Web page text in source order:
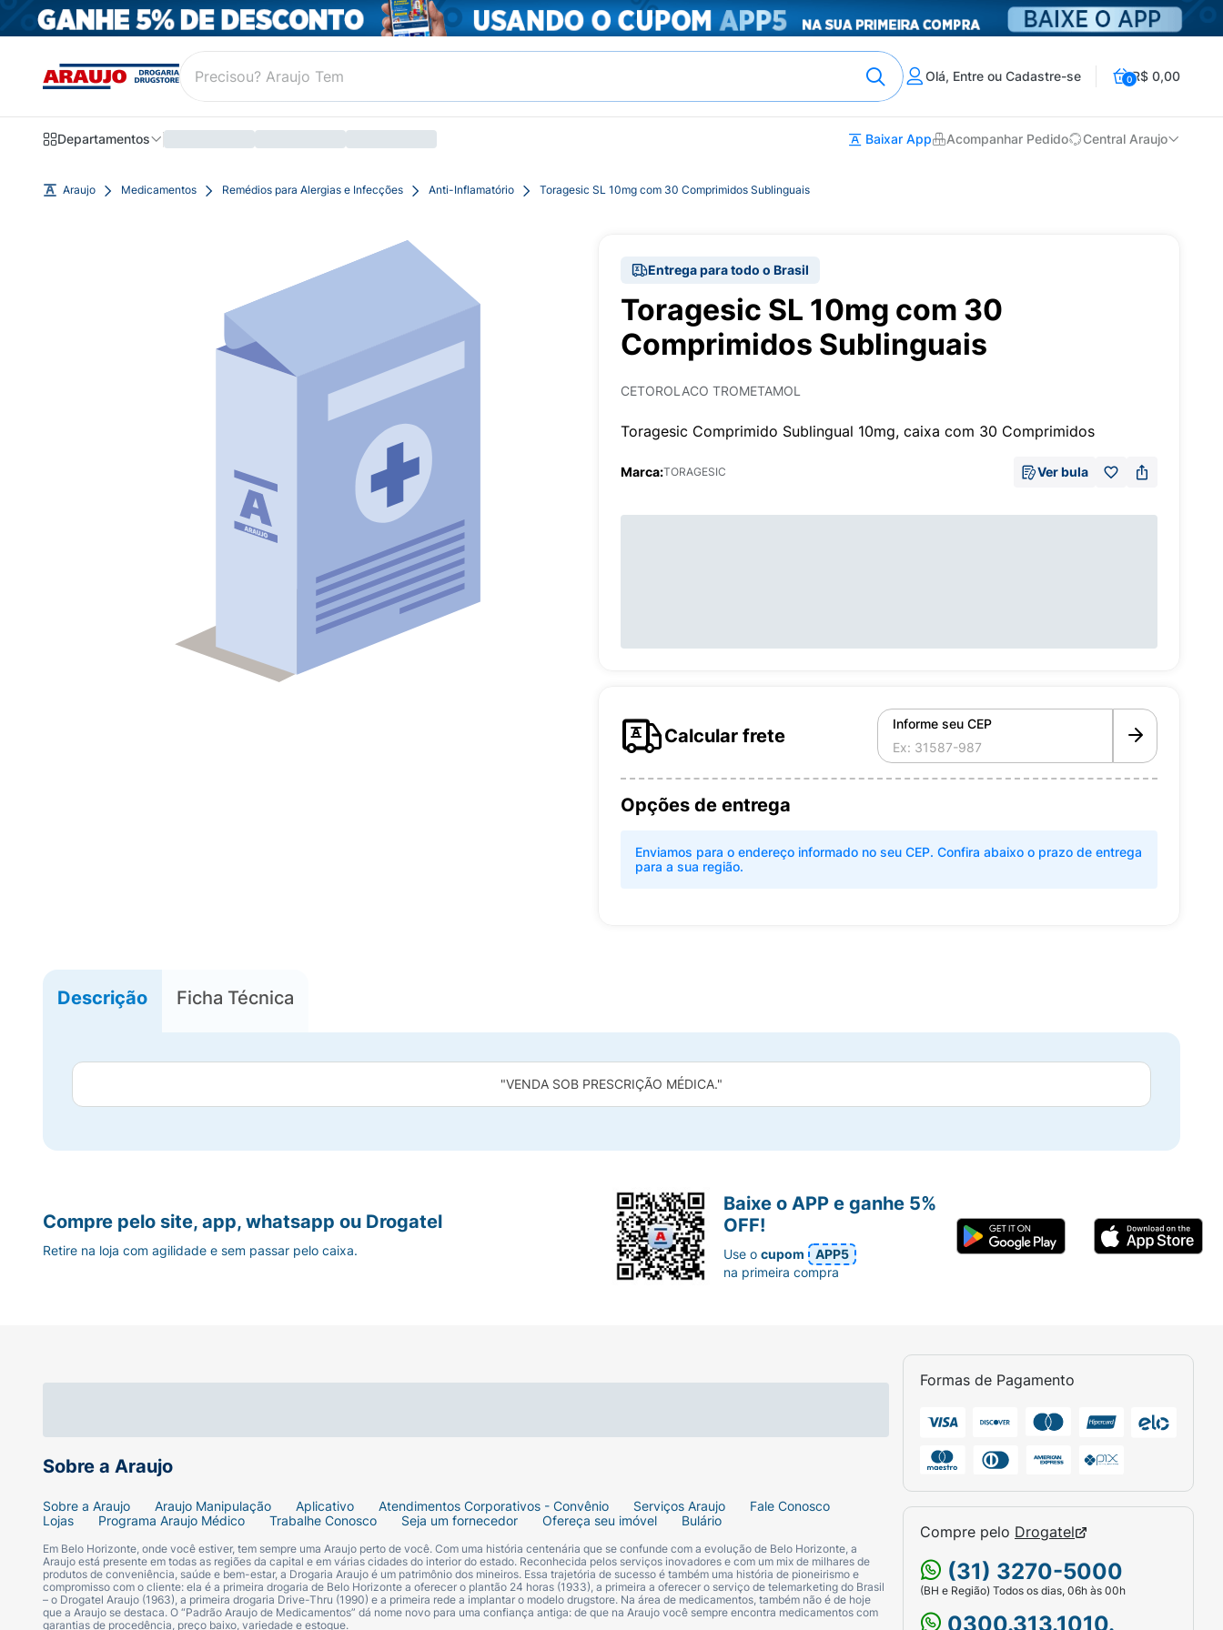
Olá, Entre ou Cadastre-se 0R$ 0,00
Departamentos Baixar App Acompanhar Pedido Central Araujo
Araujo Medicamentos Remédios para Alergias e Infecções Anti-Inflamatório Toragesic SL 10mg com 30 Comprimidos Sublinguais
Entrega para todo o Brasil
Toragesic SL 10mg com 30
Comprimidos Sublinguais
CETOROLACO TROMETAMOL
Toragesic Comprimido Sublingual 10mg, caixa com 30 Comprimidos
Marca:TORAGESIC Ver bula
Calcular frete
Informe seu CEP
Opções de entrega
Enviamos para o endereço informado no seu CEP. Confira abaixo o prazo de entrega
para a sua região.
Descrição Ficha Técnica
"VENDA SOB PRESCRIÇÃO MÉDICA."
Sobre a Araujo
Sobre a Araujo Araujo Manipulação Aplicativo Atendimentos Corporativos - Convênio Serviços Araujo
Fale Conosco
Lojas
Programa Araujo Médico Trabalhe Conosco Seja um fornecedor Ofereça seu imóvel Bulário
Em Belo Horizonte, onde você estiver, tem sempre uma Araujo perto de você. Com uma história centenária que se confunde com a evolução de Belo Horizonte, a
Araujo está presente em todas as regiões da capital e em várias cidades do interior do estado. Reconhecida pelos serviços inovadores e com um mix de milhares de
produtos de conveniência, saúde e bem-estar, a Drogaria Araujo é um patrimônio dos mineiros. Essa trajetória de sucesso é também uma história de pioneirismo e
compromisso com o cliente: ela é a primeira drogaria de Belo Horizonte a oferecer o plantão 24 horas (1933), a primeira a oferecer o serviço de telemarketing do Brasil
– o Drogatel Araujo (1963), a primeira drogaria Drive-Thru (1990) e a primeira rede a implantar o modelo drugstore. Na área de medicamentos, também não é de hoje
que a Araujo se destaca. O “Padrão Araujo de Medicamentos” dá nome novo para uma confiança antiga: de que na Araujo você sempre encontra medicamentos com
garantias de procedência, preço baixo, variedade e estoque.
Formas de Pagamento
Compre pelo Drogatel
(31) 3270-5000
(BH e Região) Todos os dias, 06h às 00h
0300.313.1010.
Compre pelo site, app, whatsapp ou Drogatel
Retire na loja com agilidade e sem passar pelo caixa.
Baixe o APP e ganhe 5%
OFF!
Use ocupom
APP5
na primeira compra